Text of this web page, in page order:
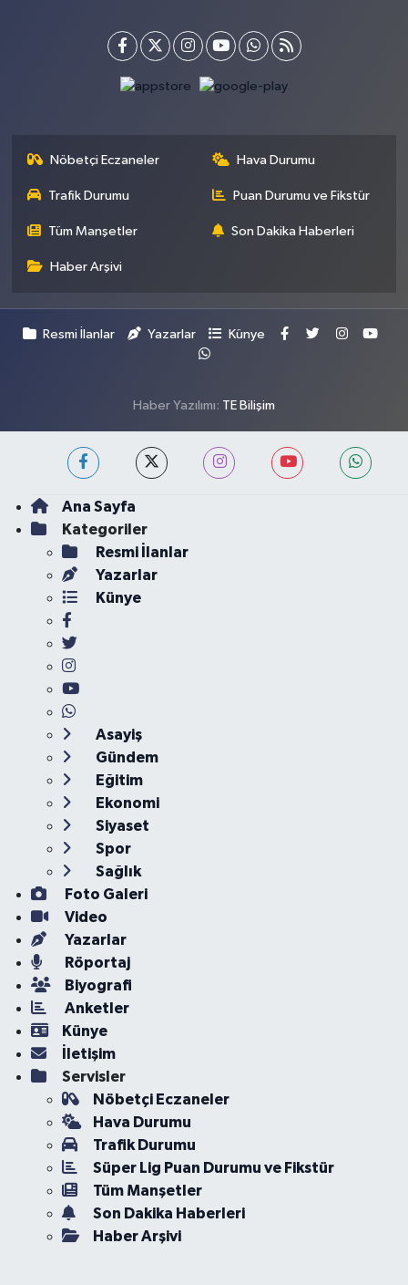
Nöbetçi Eczaneler Hava Durumu
Trafik Durumu Puan Durumu ve Fikstür
Tüm Manşetler Son Dakika Haberleri
Haber Arşivi
Resmi İlanlar Yazarlar Künye
Haber Yazılımı: TE Bilişim
Ana Sayfa
Kategoriler
Resmi İlanlar
Yazarlar
Künye
Asayiş
Gündem
Eğitim
Ekonomi
Siyaset
Spor
Sağlık
Foto Galeri
Video
Yazarlar
Röportaj
Biyografi
Anketler
Künye
İletişim
Servisler
Nöbetçi Eczaneler
Hava Durumu
Trafik Durumu
Süper Lig Puan Durumu ve Fikstür
Tüm Manşetler
Son Dakika Haberleri
Haber Arşivi